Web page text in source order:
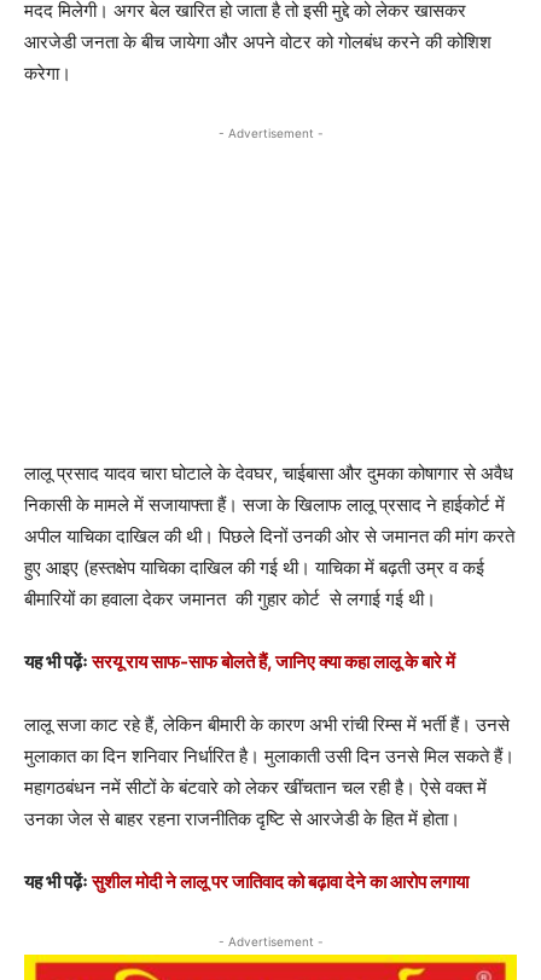
मदद मिलेगी। अगर बेल खारित हो जाता है तो इसी मुद्दे को लेकर खासकर
आरजेडी जनता के बीच जायेगा और अपने वोटर को गोलबंध करने की कोशिश
करेगा।
- Advertisement -
लालू प्रसाद यादव चारा घोटाले के देवघर, चाईबासा और दुमका कोषागार से अवैध
निकासी के मामले में सजायाफ्ता हैं। सजा के खिलाफ लालू प्रसाद ने हाईकोर्ट में
अपील याचिका दाखिल की थी। पिछले दिनों उनकी ओर से जमानत की मांग करते
हुए आइए (हस्तक्षेप याचिका दाखिल की गई थी। याचिका में बढ़ती उम्र व कई
बीमारियों का हवाला देकर जमानत की गुहार कोर्ट से लगाई गई थी।
यह भी पढ़ेंःसरयू राय साफ-साफ बोलते हैं, जानिए क्या कहा लालू के बारे में
लालू सजा काट रहे हैं, लेकिन बीमारी के कारण अभी रांची रिम्स में भर्ती हैं। उनसे
मुलाकात का दिन शनिवार निर्धारित है। मुलाकाती उसी दिन उनसे मिल सकते हैं।
महागठबंधन नमें सीटों के बंटवारे को लेकर खींचतान चल रही है। ऐसे वक्त में
उनका जेल से बाहर रहना राजनीतिक दृष्टि से आरजेडी के हित में होता।
यह भी पढ़ेंःसुशील मोदी ने लालू पर जातिवाद को बढ़ावा देने का आरोप लगाया
- Advertisement -